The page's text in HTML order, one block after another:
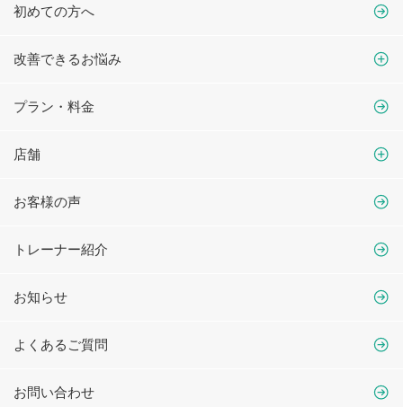
初めての方へ
改善できるお悩み
プラン・料金
店舗
お客様の声
トレーナー紹介
お知らせ
よくあるご質問
お問い合わせ